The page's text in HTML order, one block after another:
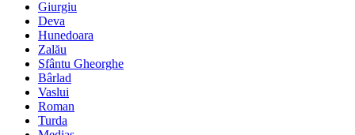
Giurgiu
Deva
Hunedoara
Zalău
Sfântu Gheorghe
Bârlad
Vaslui
Roman
Turda